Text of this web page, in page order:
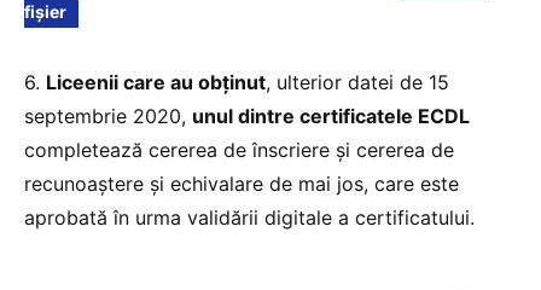
fișier
6. Liceenii care au obținut, ulterior datei de 15
septembrie 2020, unul dintre certificatele ECDL
completează cererea de înscriere și cererea de
recunoaștere și echivalare de mai jos, care este
aprobată în urma validării digitale a certificatului.